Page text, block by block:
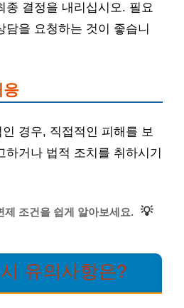
종 결정을 내리십시오. 필요
담을 요청하는 것이 좋습니
응
경우, 직접적인 피해를 보
하거나 법적 조치를 취하시기
제 조건을 쉽게 알아보세요. 💡
유의사항은?